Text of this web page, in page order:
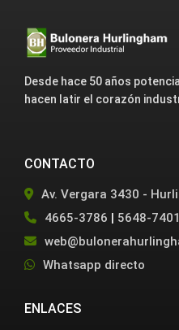
Desde hace 50 años
hacen latir el corazón
CONTACTO
Av. Vergara 3430 -
4665-3786 | 5648-7401
Whatsapp directo
ENLACES